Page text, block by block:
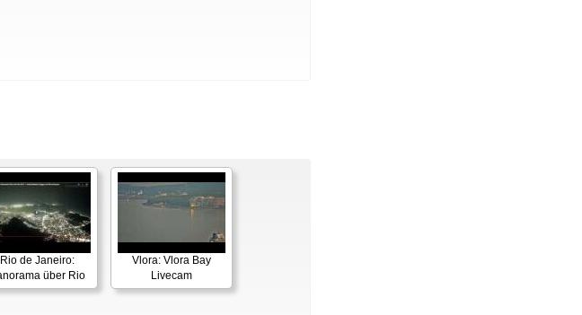
Rio de Janeiro:
über Rio
Vlora: Vlora Bay
Livecam